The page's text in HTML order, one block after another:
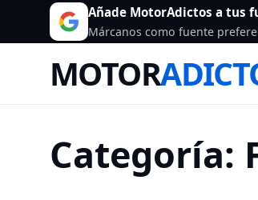
Añade MotorAdictos a tus
Márcanos como fuente
MOTOR
Categoría: